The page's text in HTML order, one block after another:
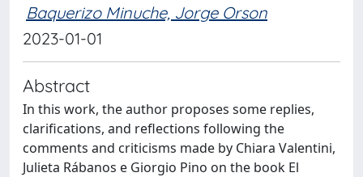
Baquerizo Minuche, Jorge Orson
2023-01-01
Abstract
In this work, the author proposes some replies,
clarifications, and reflections following the
comments and criticisms made by Chiara Valentini,
Julieta Rábanos e Giorgio Pino on the book El